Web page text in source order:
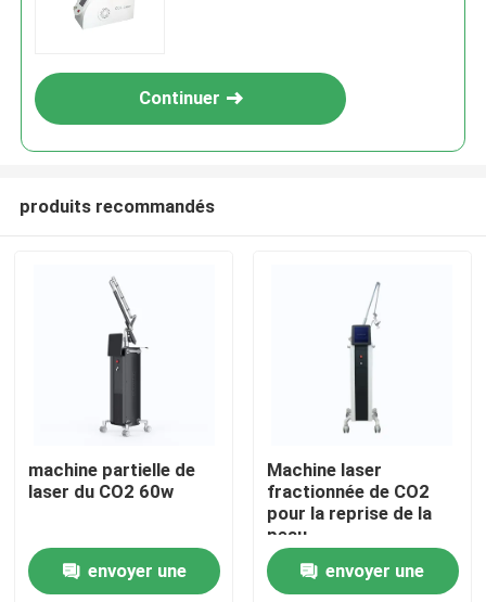
Maison
Vidéos
Continuer
produits recommandés
machine partielle de
laser du CO2 60w
envoyer une
Machine laser
fractionnée de CO2
pour la reprise de la
peau
envoyer une